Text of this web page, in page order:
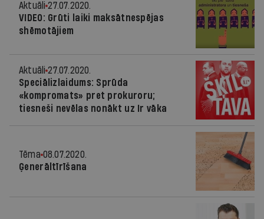
Aktuāli 27.07.2020.
VIDEO: Grūti laiki maksātnespējas
shēmotājiem
Aktuāli 27.07.2020.
Speciālizlaidums: Sprūda
«kompromats» pret prokuroru;
tiesneši nevēlas nonākt uz Ir vāka
Tēma 08.07.2020.
Ģenerāltīrīšana